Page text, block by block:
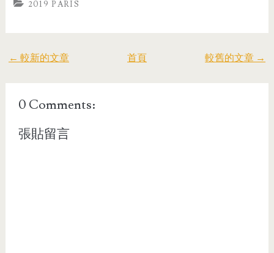
2019 PARIS
← 較新的文章 較舊的文章 →
首頁
0 Comments:
張貼留言